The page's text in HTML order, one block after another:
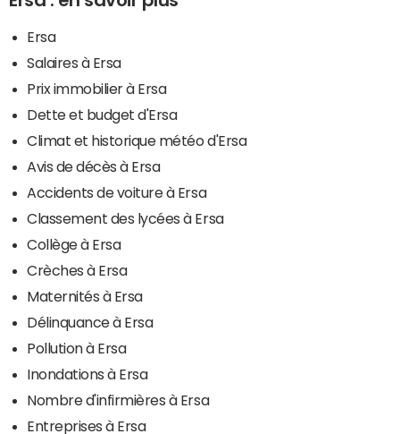
Ersa
Salaires à Ersa
Prix immobilier à Ersa
Dette et budget d'Ersa
Climat et historique météo d'Ersa
Avis de décès à Ersa
Accidents de voiture à Ersa
Classement des lycées à Ersa
Collège à Ersa
Crèches à Ersa
Maternités à Ersa
Délinquance à Ersa
Pollution à Ersa
Inondations à Ersa
Nombre d'infirmières à Ersa
Entreprises à Ersa